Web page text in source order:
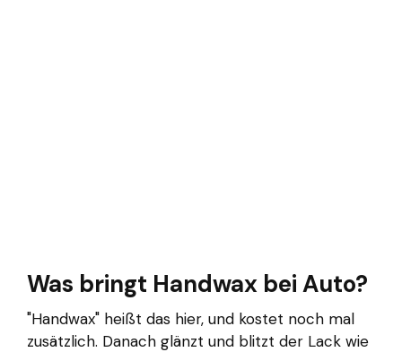
Was bringt Handwax bei Auto?
"Handwax" heißt das hier, und kostet noch mal
zusätzlich. Danach glänzt und blitzt der Lack wie